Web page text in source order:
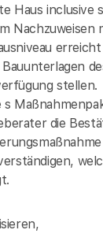
Haus inclusive
Nachzuweisen
stellen.
die